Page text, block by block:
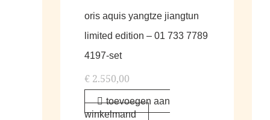
oris aquis yangtze jiangtun
limited edition – 01 733 7789
4197-set
€ 2.550,00
toevoegen aan
winkelmand